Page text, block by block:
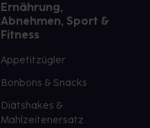
Ernährung,
Abnehmen, Sport &
Fitness
Appetitzügler
Bonbons & Snacks
Diätshakes &
Mahlzeitenersatz